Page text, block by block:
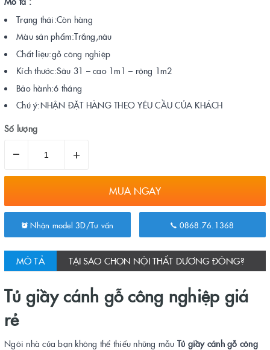
Trạng thái:Còn hàng
Màu sản phẩm:Trắng,nâu
Chất liệu:gỗ công nghiệp
Kích thước:Sâu 31 – cao 1m1 – rộng 1m2
Bảo hành:6 tháng
Chú ý:NHẬN ĐẶT HÀNG THEO YÊU CẦU CỦA KHÁCH
Số lượng
– +
MUA NGAY
Nhận model 3D/Tư vấn 0868.76.1368
MÔ TẢ TẠI SAO CHỌN NỘI THẤT DƯƠNG ĐÔNG?
Tủ giầy cánh gỗ công nghiệp giá
rẻ
Ngôi nhà của bạn không thể thiếu những mẫu Tủ giầy cánh gỗ công